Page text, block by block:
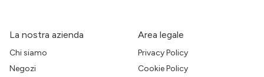
La nostra azienda
Chi siamo
Negozi
Area legale
Privacy Policy
Cookie Policy